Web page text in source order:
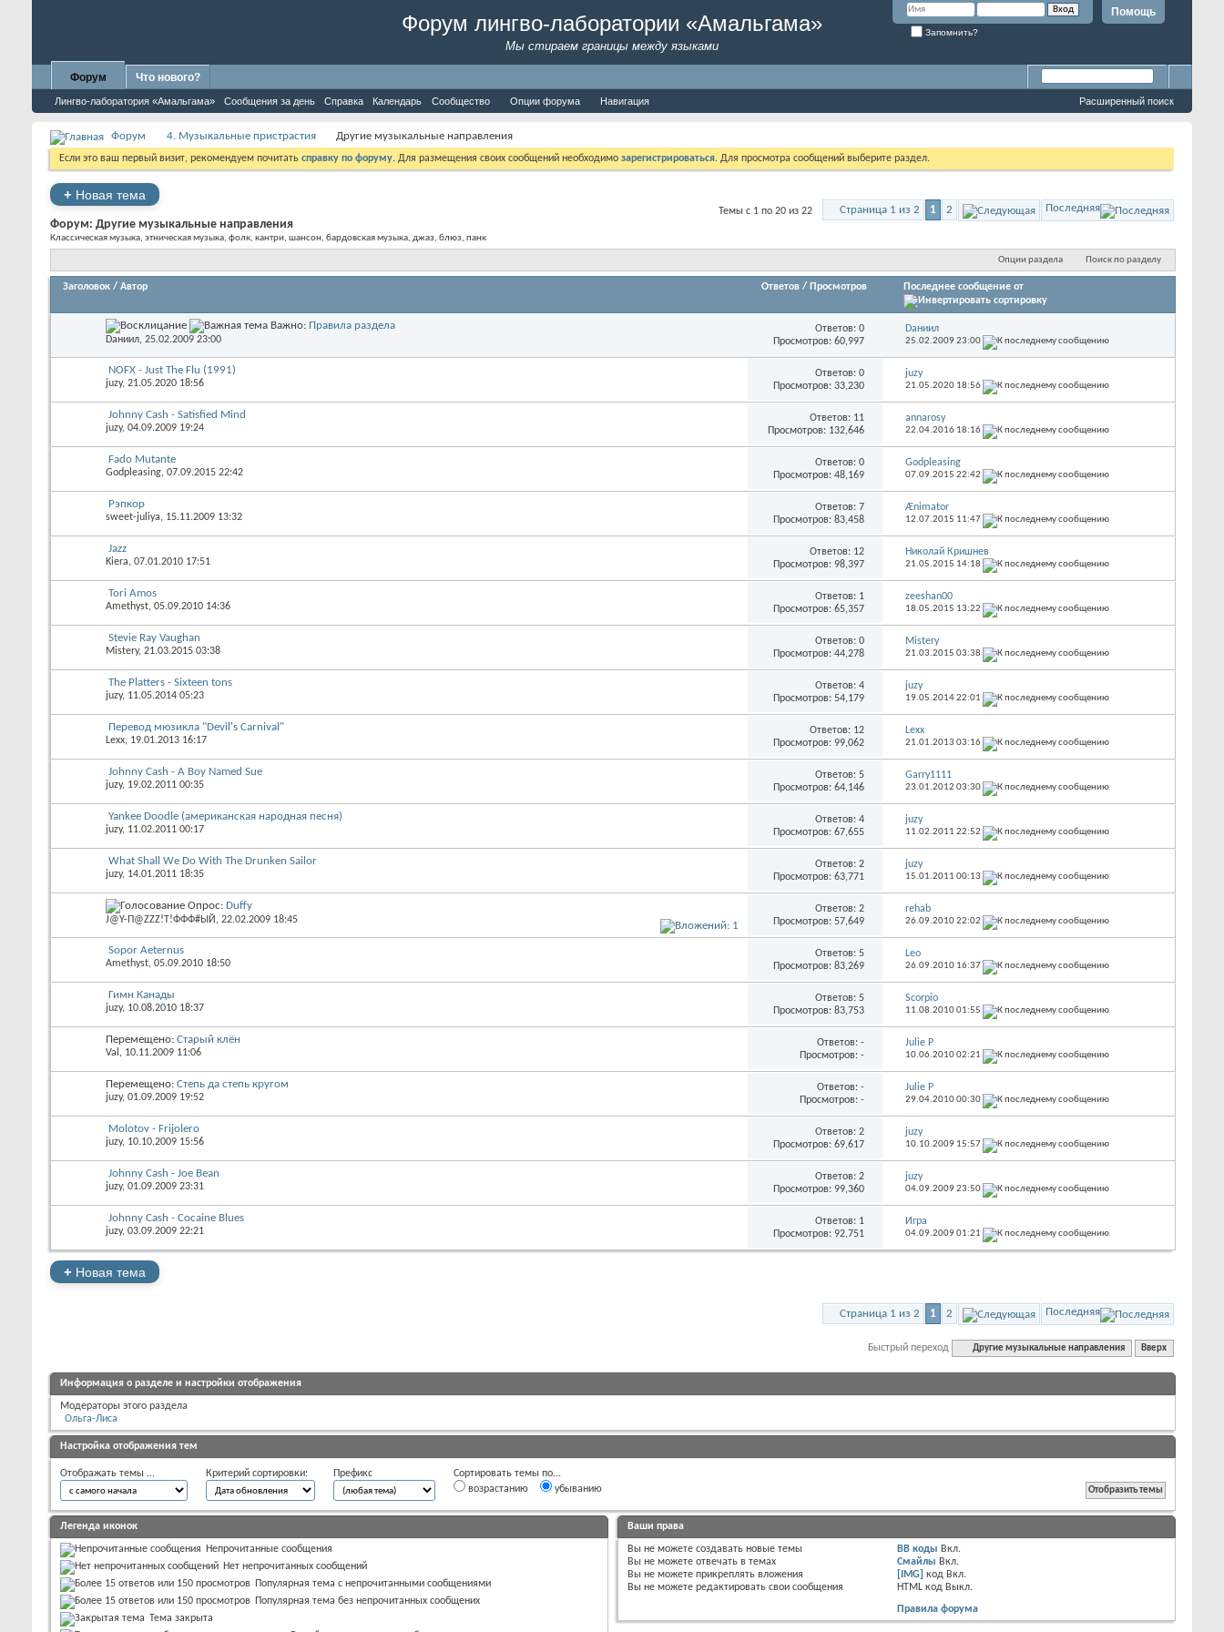
Форум лингво-лаборатории «Амальгама»
Мы стираем границы между языками
Помощь
Запомнить?
Форум
Лингво-лаборатория «Амальгама» Сообщения за день Справка Календарь Сообщество Опции форума Навигация
Что нового?
Расширенный поиск
Форум 4. Музыкальные пристрастия Другие музыкальные направления
Если это ваш первый визит, рекомендуем почитать справку по форуму. Для размещения своих сообщений необходимо зарегистрироваться. Для просмотра сообщений выберите раздел.
+ Новая тема
Страница 1 из 2 1 2 Последняя
Темы с 1 по 20 из 22
Форум: Другие музыкальные направления
Классическая музыка, этническая музыка, фолк, кантри, шансон, бардовская музыка, джаз, блюз, панк
Опции раздела Поиск по разделу
Заголовок / Автор Ответов / Просмотров Последнее сообщение от
Важно: Правила раздела
Dаниил, 25.02.2009 23:00
Ответов:0
Просмотров: 60,997
Dаниил
25.02.200923:00
NOFX - Just The Flu (1991)
juzy, 21.05.2020 18:56
Ответов:0
Просмотров: 33,230
juzy
21.05.2020 18:56
Johnny Cash - Satisfied Mind
juzy, 04.09.2009 19:24
Ответов: 11
Просмотров: 132,646
annarosy
22.04.2016 18:16
Fado Mutante
Godpleasing, 07.09.2015 22:42
Ответов:0
Просмотров: 48,169
Godpleasing
07.09.2015 22:42
Рэпкор
sweet-juliya, 15.11.2009 13:32
Ответов:7
Просмотров: 83,458
Ænimator
12.07.2015 11:47
Jazz
Kiera, 07.01.2010 17:51
Ответов: 12
Просмотров: 98,397
Николай Кришнев
21.05.2015 14:18
Tori Amos
Amethyst, 05.09.2010 14:36
Ответов: 1
Просмотров: 65,357
zeeshan00
18.05.2015 13:22
Stevie Ray Vaughan
Mistery, 21.03.2015 03:38
Ответов:0
Просмотров: 44,278
Mistery
21.03.2015 03:38
The Platters - Sixteen tons
juzy, 11.05.2014 05:23
Ответов:4
Просмотров: 54,179
juzy
19.05.201422:01
Перевод мюзикла "Devil's Carnival"
Lexx, 19.01.2013 16:17
Ответов: 12
Просмотров: 99,062
Lexx
21.01.2013 03:16
Johnny Cash - A Boy Named Sue
juzy, 19.02.2011 00:35
Ответов:5
Просмотров: 64,146
Garry1111
23.01.2012 03:30
Yankee Doodle (американская народная песня)
juzy, 11.02.2011 00:17
Ответов:4
Просмотров: 67,655
juzy
11.02.2011 22:52
What Shall We Do With The Drunken Sailor
juzy, 14.01.2011 18:35
Ответов:2
Просмотров: 63,771
juzy
15.01.2011 00:13
Опрос: Duffy
J@Y-П@ZZZ!T!ФФФ#ЫЙ , 22.02.2009 18:45
Ответов:2
Просмотров: 57,649
rehab
26.09.201022:02
Sopor Aeternus
Amethyst, 05.09.2010 18:50
Ответов:5
Просмотров: 83,269
Leo
26.09.2010 16:37
Гимн Канады
juzy, 10.08.2010 18:37
Ответов:5
Просмотров: 83,753
Scorpio
11.08.201001:55
Перемещено: Старый клён
Val , 10.11.2009 11:06
Ответов:-
Просмотров: -
Julie P
10.06.201002:21
Перемещено: Степь да степь кругом
juzy, 01.09.2009 19:52
Ответов:-
Просмотров: -
Julie P
29.04.201000:30
Molotov - Frijolero
juzy, 10.10.2009 15:56
Ответов:2
Просмотров: 69,617
juzy
10.10.2009 15:57
Johnny Cash - Joe Bean
juzy, 01.09.2009 23:31
Ответов:2
Просмотров: 99,360
juzy
04.09.200923:50
Johnny Cash - Cocaine Blues
juzy, 03.09.2009 22:21
Ответов: 1
Просмотров: 92,751
Игра
04.09.200901:21
+ Новая тема
Страница 1 из 2 1 2 Последняя
Быстрый переход Другие музыкальные направления Вверх
Информация о разделе и настройки отображения
Модераторы этого раздела
Ольга-Лиса
Настройка отображения тем
Отображать темы ... Критерий сортировки: Префикс
Сортировать темы по...
возрастанию
убыванию
Легенда иконок
Непрочитанные сообщения
Нет непрочитанных сообщений
Популярная тема с непрочитанными сообщениями
Популярная тема без непрочитанных сообщених
Тема закрыта
Ваши права
Выне можете создавать новые темы
Выне можете отвечать в темах
Выне можете прикреплять вложения
Выне можете редактировать свои сообщения
BB коды Вкл.
Смайлы Вкл.
[IMG] код Вкл.
HTML код Выкл.
Правила форума